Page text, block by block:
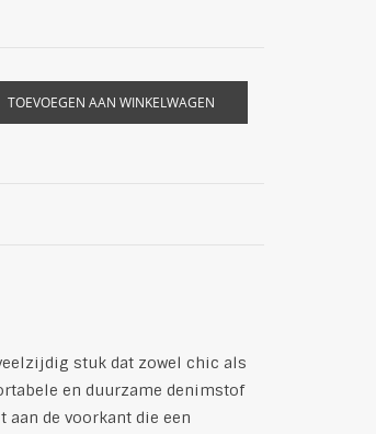
TOEVOEGEN AAN WINKELWAGEN
stuk dat zowel chic als
en duurzame denimstof
de voorkant die een